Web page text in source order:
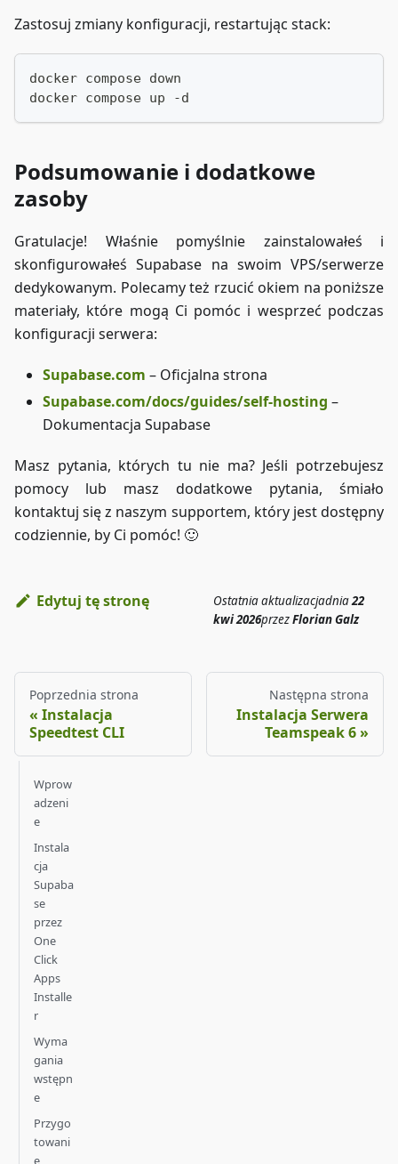
Zastosuj zmiany konfiguracji, restartując stack:
docker compose down
docker compose up -d
Podsumowanie i dodatkowe
zasoby
Gratulacje! Właśnie pomyślnie zainstalowałeś i
skonfigurowałeś Supabase na swoim VPS/serwerze
dedykowanym. Polecamy też rzucić okiem na poniższe
materiały, które mogą Ci pomóc i wesprzeć podczas
konfiguracji serwera:
Supabase.com – Oficjalna strona
Supabase.com/docs/guides/self-hosting –
Dokumentacja Supabase
Masz pytania, których tu nie ma? Jeśli potrzebujesz
pomocy lub masz dodatkowe pytania, śmiało
kontaktuj się z naszym supportem, który jest dostępny
codziennie, by Ci pomóc! 🙂
Edytuj tę stronę Ostatnia aktualizacjadnia22
kwi 2026przezFlorian Galz
Poprzednia strona
Instalacja
Speedtest CLI
Następna strona
Instalacja Serwera
Teamspeak 6
Wprow
adzeni
e
Instala
cja
Supaba
se
przez
One
Click
Apps
Installe
r
Wyma
gania
wstępn
e
Przygo
towani
e